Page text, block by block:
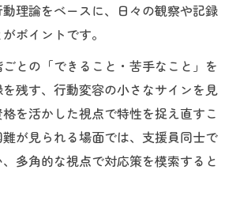
理論をベースに、日々の観察や記録
ポイントです。
との「できること・苦手なこと」を
残す、行動変容の小さなサインを見
を活かした視点で特性を捉え直すこ
が見られる場面では、支援員同士で
多角的な視点で対応策を模索すると